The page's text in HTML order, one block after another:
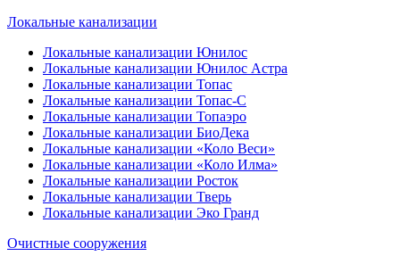
Локальные канализации
Локальные канализации Юнилос
Локальные канализации Юнилос Астра
Локальные канализации Топас
Локальные канализации Топас-С
Локальные канализации Топаэро
Локальные канализации БиоДека
Локальные канализации «Коло Веси»
Локальные канализации «Коло Илма»
Локальные канализации Росток
Локальные канализации Тверь
Локальные канализации Эко Гранд
Очистные сооружения